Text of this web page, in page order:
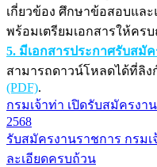
เกี่ยวข้อง ศึกษาข้อสอบแล
พร้อมเตรียมเอกสารให้คร
5. มีเอกสารประกาศรับสมั
สามารถดาวน์โหลดได้ที่ลิง
(PDF).
แนะแนว
เรื่อง
กรมเจ้าท่า เปิดรับสมัครงา
2568
รับสมัครงานราชการ กรมเ
ละเอียดครบถ้วน